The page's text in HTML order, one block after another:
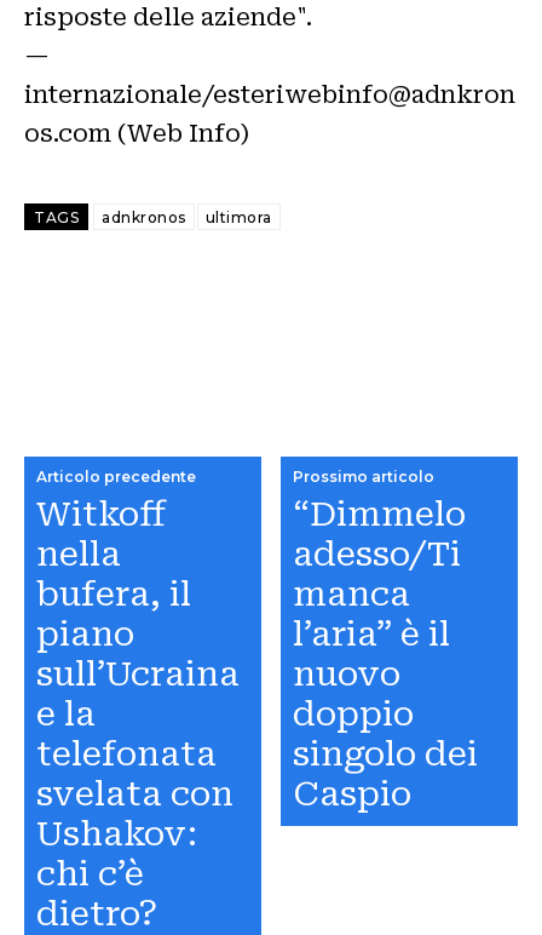
risposte delle aziende".
—
internazionale/esteriwebinfo@adnkron
os.com (Web Info)
TAGS adnkronos ultimora
Articolo precedente
Witkoff
nella
bufera, il
piano
sull’Ucraina
e la
telefonata
svelata con
Ushakov:
chi c’è
dietro?
Prossimo articolo
“Dimmelo
adesso/Ti
manca
l’aria” è il
nuovo
doppio
singolo dei
Caspio